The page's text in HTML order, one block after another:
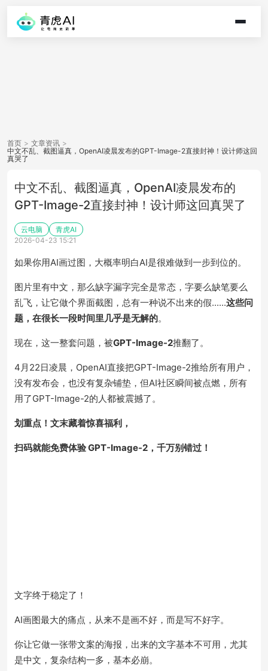
首页 > 文章资讯 >
中文不乱、截图逼真，OpenAI凌晨发布的GPT-Image-2直接封神！设计师这回
真哭了
中文不乱、截图逼真，OpenAI凌晨发布的
GPT-Image-2直接封神！设计师这回真哭了
云电脑
青虎AI
2026-04-23 15:21
如果你用AI画过图，大概率明白AI是很难做到一步到位的。
图片里有中文，那么缺字漏字完全是常态，字要么缺笔要么
乱飞，让它做个界面截图，总有一种说不出来的假......这些问
题，在很长一段时间里几乎是无解的。
现在，这一整套问题，被GPT-Image-2推翻了。
4月22日凌晨，OpenAI直接把GPT-Image-2推给所有用户，
没有发布会，也没有复杂铺垫，但AI社区瞬间被点燃，所有
用了GPT-Image-2的人都被震撼了。
划重点！文末藏着惊喜福利，
扫码就能免费体验 GPT-Image-2，千万别错过！
文字终于稳定了！
AI画图最大的痛点，从来不是画不好，而是写不好字。
你让它做一张带文案的海报，出来的文字基本不可用，尤其
是中文，复杂结构一多，基本必崩。